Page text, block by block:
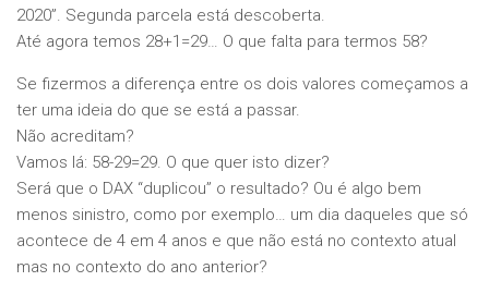
2020”. Segunda parcela está descoberta.
Até agora temos 28+1=29… O que falta para termos 58?
Se fizermos a diferença entre os dois valores começamos a
ter uma ideia do que se está a passar.
Não acreditam?
Vamos lá: 58-29=29. O que quer isto dizer?
Será que o DAX “duplicou” o resultado? Ou é algo bem
menos sinistro, como por exemplo… um dia daqueles que só
acontece de 4 em 4 anos e que não está no contexto atual
mas no contexto do ano anterior?